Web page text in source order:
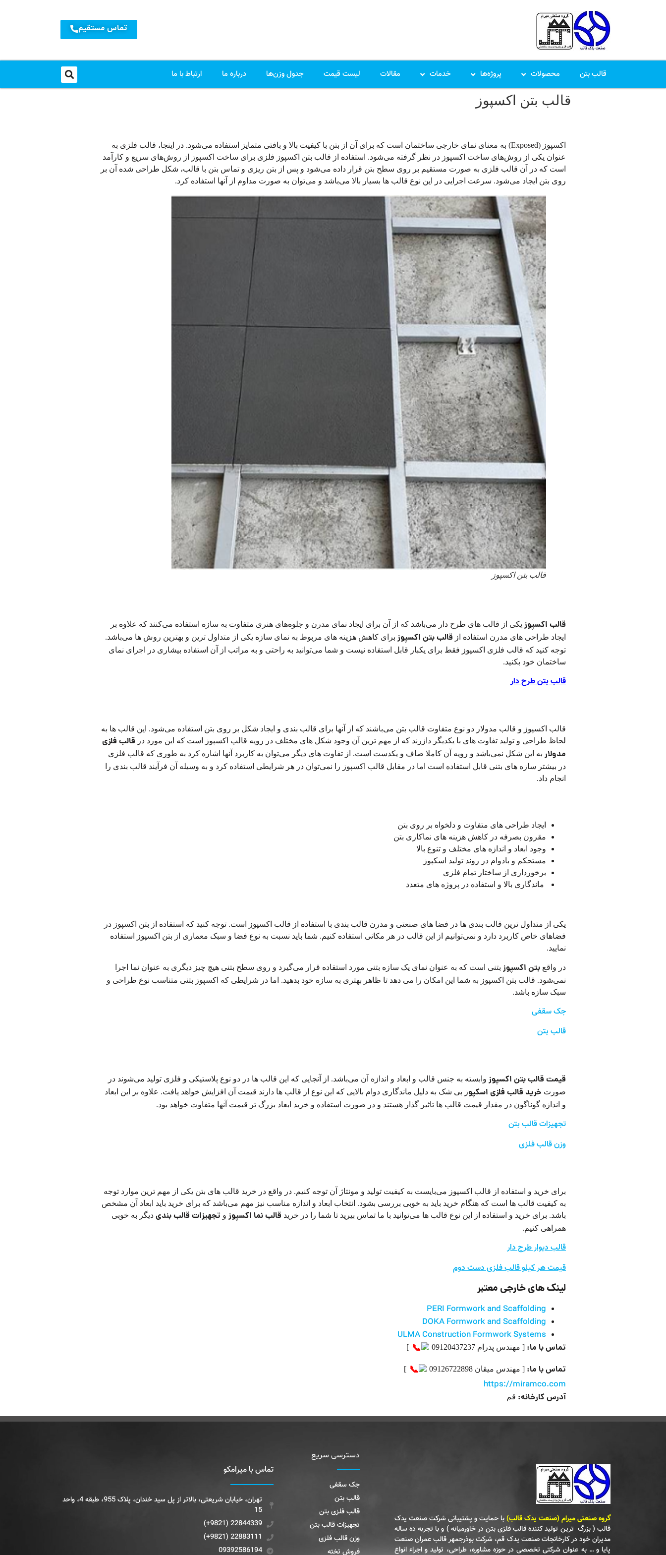
تماس مستقیم
قالب بتن محصولات پروژه‌ها خدمات مقالات لیست قیمت جدول وزن‌ها درباره ما ارتباط با ما
قالب بتن اکسپوز
اکسپوز (Exposed) به معنای نمای خارجی ساختمان است که برای آن از بتن با کیفیت بالا و بافتی متمایز استفاده می‌شود. در اینجا، قالب فلزی به
عنوان یکی از روش‌های ساخت اکسپوز در نظر گرفته می‌شود. استفاده از قالب بتن اکسپوز فلزی برای ساخت اکسپوز از روش‌های سریع و کارآمد
است که در آن قالب فلزی به صورت مستقیم بر روی سطح بتن قرار داده می‌شود و پس از بتن ریزی و تماس بتن با قالب، شکل طراحی شده آن بر
روی بتن ایجاد می‌شود. سرعت اجرایی در این نوع قالب ها بسیار بالا می‌باشد و می‌توان به صورت مداوم از آنها استفاده کرد.
قالب بتن اکسپوز
قالب اکسپوز یکی از قالب های طرح دار می‌باشد که از آن برای ایجاد نمای مدرن و جلوه‌های هنری متفاوت به سازه استفاده می‌کنند که علاوه بر
ایجاد طراحی های مدرن استفاده از قالب بتن اکسپوز برای کاهش هزینه های مربوط به نمای سازه یکی از متداول ترین و بهترین روش ها می‌باشد.
توجه کنید که قالب فلزی اکسپوز فقط برای یکبار قابل استفاده نیست و شما می‌توانید به راحتی و به مراتب از آن استفاده بیشاری در اجرای نمای
ساختمان خود بکنید.
قالب بتن طرح دار
قالب اکسپوز و قالب مدولار دو نوع متفاوت قالب بتن می‌باشند که از آنها برای قالب بندی و ایجاد شکل بر روی بتن استفاده می‌شود. این قالب ها به
لحاظ طراحی و تولید تفاوت های با یکدیگر دازرند که از مهم ترین آن وجود شکل های مختلف در رویه قالب اکسپوز است که این مورد در قالب فلزی
مدولار به این شکل نمی‌باشد و رویه آن کاملا صاف و یکدست است. از تفاوت های دیگر می‌توان به کاربرد آنها اشاره کرد به طوری که قالب فلزی
در بیشتر سازه های بتنی قابل استفاده است اما در مقابل قالب اکسپوز را نمی‌توان در هر شرایطی استفاده کرد و به وسیله آن فرآیند قالب بندی را
انجام داد.
ایجاد طراحی های متفاوت و دلخواه بر روی بتن
مقرون بصرفه در کاهش هزینه های نماکاری بتن
وجود ابعاد و اندازه های مختلف و تنوع بالا
مستحکم و بادوام در روند تولید اسکپوز
برخورداری از ساختار تمام فلزی
ماندگاری بالا و استفاده در پروژه های متعدد
یکی از متداول ترین قالب بندی ها در فضا های صنعتی و مدرن قالب بندی با استفاده از قالب اکسپوز است. توجه کنید که استفاده از بتن اکسپوز در
فضاهای خاص کاربرد دارد و نمی‌توانیم از این قالب در هر مکانی استفاده کنیم. شما باید نسبت به نوع فضا و سبک معماری از بتن اکسپوز استفاده
نمایید.
در واقع بتن اکسپوز بتنی است که به عنوان نمای یک سازه بتنی مورد استفاده قرار می‌گیرد و روی سطح بتنی هیچ چیز دیگری به عنوان نما اجرا
نمی‌شود. قالب بتن اکسپوز به شما این امکان را می دهد تا ظاهر بهتری به سازه خود بدهید. اما در شرایطی که اکسپوز بتنی متناسب نوع طراحی و
سبک سازه باشد.
جک سقفی
قالب بتن
قیمت قالب بتن اکسپوز وابسته به جنس قالب و ابعاد و اندازه آن می‌باشد. از آنجایی که این قالب ها در دو نوع پلاستیکی و فلزی تولید می‌شوند در
صورت خرید قالب فلزی اسکپوز بی شک به دلیل ماندگاری دوام بالایی که این نوع از قالب ها دارند قیمت آن افزایش خواهد یافت. علاوه بر این ابعاد
و اندازه گوناگون در مقدار قیمت قالب ها تاثیر گذار هستند و در صورت استفاده و خرید ابعاد بزرگ تر قیمت آنها متفاوت خواهد بود.
تجهیزات قالب بتن
وزن قالب فلزی
برای خرید و استفاده از قالب اکسپوز می‌بایست به کیفیت تولید و مونتاژ آن توجه کنیم. در واقع در خرید قالب های بتن یکی از مهم ترین موارد توجه
به کیفیت قالب ها است که هنگام خرید باید به خوبی بررسی بشود. انتخاب ابعاد و اندازه مناسب نیز مهم می‌باشد که برای خرید باید ابعاد آن مشخص
باشد. برای خرید و استفاده از این نوع قالب ها می‌توانید با ما تماس بیرید تا شما را در خرید قالب نما اکسپوز و تجهیزات قالب بندی دیگر به خوبی
همراهی کنیم.
قالب دیوار طرح دار
قیمت هر کیلو قالب فلزی دست دوم
لینک‌ های خارجی معتبر
PERI Formwork and Scaffolding
DOKA Formwork and Scaffolding
ULMA Construction Formwork Systems
تماس با ما: [ مهندس پدرام 09120437237 ]
تماس با ما: [ مهندس میقان 09126722898 ]
https://miramco.com
آدرس کارخانه: قم
گروه صنعتی میرام (صنعت یدک قالب) با حمایت و پشتیبانی شرکت صنعت یدک
قالب ( بزرگ‌ ترین تولید کننده قالب فلزی بتن در خاورمیانه ) و با تجربه ده ساله
مدیران خود در کارخانجات صنعت یدک قم‌، شرکت بوذرجمهر قالب عمران صنعت
پایا و … به عنوان شرکتی تخصصی در حوزه مشاوره‌، طراحی‌، تولید و اجراء انواع
دسترسی سریع
جک سقفی
قالب بتن
قالب فلزی بتن
تجهیزات قالب بتن
وزن قالب فلزی
فروش تخته
تماس با میرامکو
تهران، خیابان شریعتی، بالاتر از پل سید خندان، پلاک 955، طبقه 4، واحد
15
22844339 (9821+)
22883111 (9821+)
09392586194